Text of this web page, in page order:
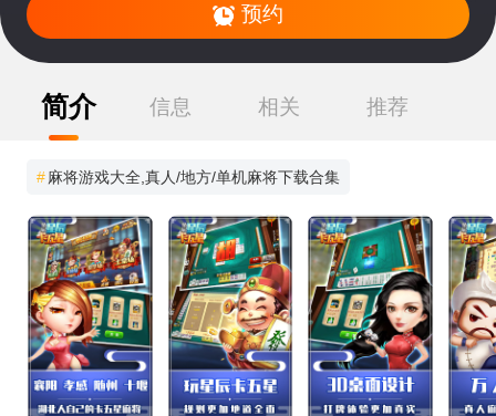
预约
简介 信息 相关 推荐
#麻将游戏大全,真人/地方/单机麻将下载合集